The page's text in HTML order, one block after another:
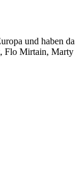
und haben da
Flo Mirtain, Marty